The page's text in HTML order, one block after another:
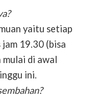
yaitu setiap
jam 19.30 (bisa
mulai di awal
ini.